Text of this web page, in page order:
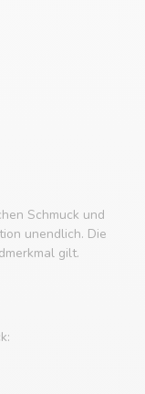
Schmuck und
unendlich. Die
gilt.